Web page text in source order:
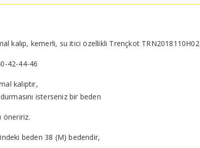
kalıp, kemerli, su itici özellikli Trençkot TRN2018110H02
42-44-46
kalıptır,
isterseniz bir beden
öneririz.
beden 38 (M) bedendir,